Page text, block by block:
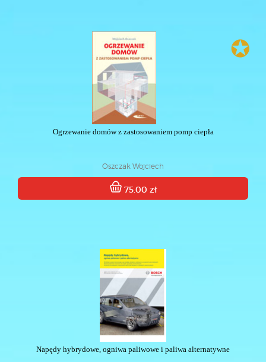
✪
Ogrzewanie domów z zastosowaniem pomp ciepła
Oszczak Wojciech
75.00 zł
Napędy hybrydowe, ogniwa paliwowe i paliwa alternatywne